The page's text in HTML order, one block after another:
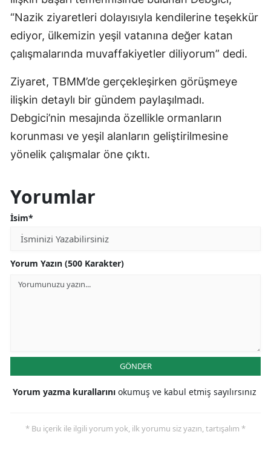
“Nazik ziyaretleri dolayısıyla kendilerine teşekkür
ediyor, ülkemizin yeşil vatanına değer katan
çalışmalarında muvaffakiyetler diliyorum” dedi.
Ziyaret, TBMM’de gerçekleşirken görüşmeye
ilişkin detaylı bir gündem paylaşılmadı.
Debgici’nin mesajında özellikle ormanların
korunması ve yeşil alanların geliştirilmesine
yönelik çalışmalar öne çıktı.
Yorumlar
İsim*
Yorum Yazın (500 Karakter)
GÖNDER
Yorum yazma kurallarını okumuş ve kabul etmiş sayılırsınız
* Bu içerik ile ilgili yorum yok, ilk yorumu siz yazın, tartışalım *